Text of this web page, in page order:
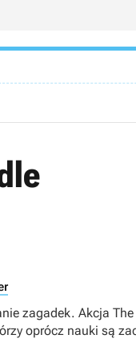
zagadek. Akcja
oprócz nauki są